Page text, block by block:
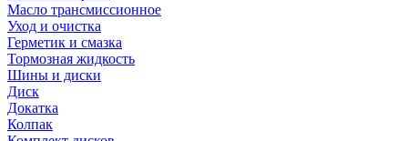
Масло трансмиссионное
Уход и очистка
Герметик и смазка
Тормозная жидкость
Шины и диски
Диск
Докатка
Колпак